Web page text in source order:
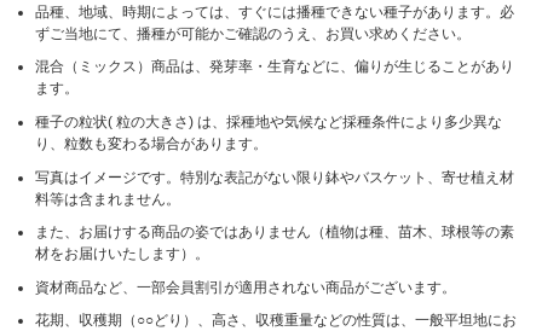
品種、地域、時期によっては、すぐには播種できない種子があります。必
ずご当地にて、播種が可能かご確認のうえ、お買い求めください。
混合（ミックス）商品は、発芽率・生育などに、偏りが生じることがあり
ます。
種子の粒状( 粒の大きさ) は、採種地や気候など採種条件により多少異な
り、粒数も変わる場合があります。
写真はイメージです。特別な表記がない限り鉢やバスケット、寄せ植え材
料等は含まれません。
また、お届けする商品の姿ではありません（植物は種、苗木、球根等の素
材をお届けいたします）。
資材商品など、一部会員割引が適用されない商品がございます。
花期、収穫期（○○どり）、高さ、収穫重量などの性質は、一般平坦地にお